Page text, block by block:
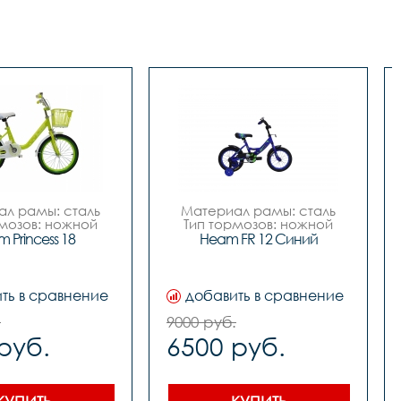
рамы: сталь
ножной
колес: 18
-
-
сталь
Princess 18
в сравнение
Материал рамы: сталь
Тип тормозов: ножной
Диаметр колес: 12
-
Передний переключатель
Манетки		-
Шатуны (Система)
сталь односоставной
Цепь		1 ск.
Heam FR 12 Синий
добавить в сравнение
9000 руб.
6500 руб.